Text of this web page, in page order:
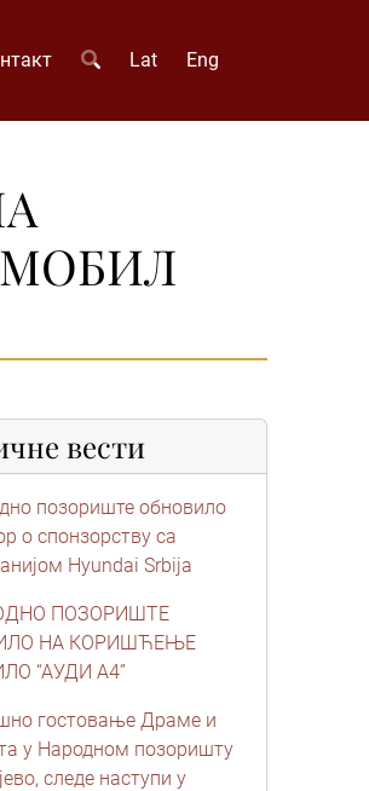
Lat Eng
вести
позориште обновило
о спонзорству са
Hyundai Srbija
ПОЗОРИШТЕ
НА КОРИШЋЕЊЕ
“АУДИ А4”
гостовање Драме и
у Народном позоришту
следе наступи у